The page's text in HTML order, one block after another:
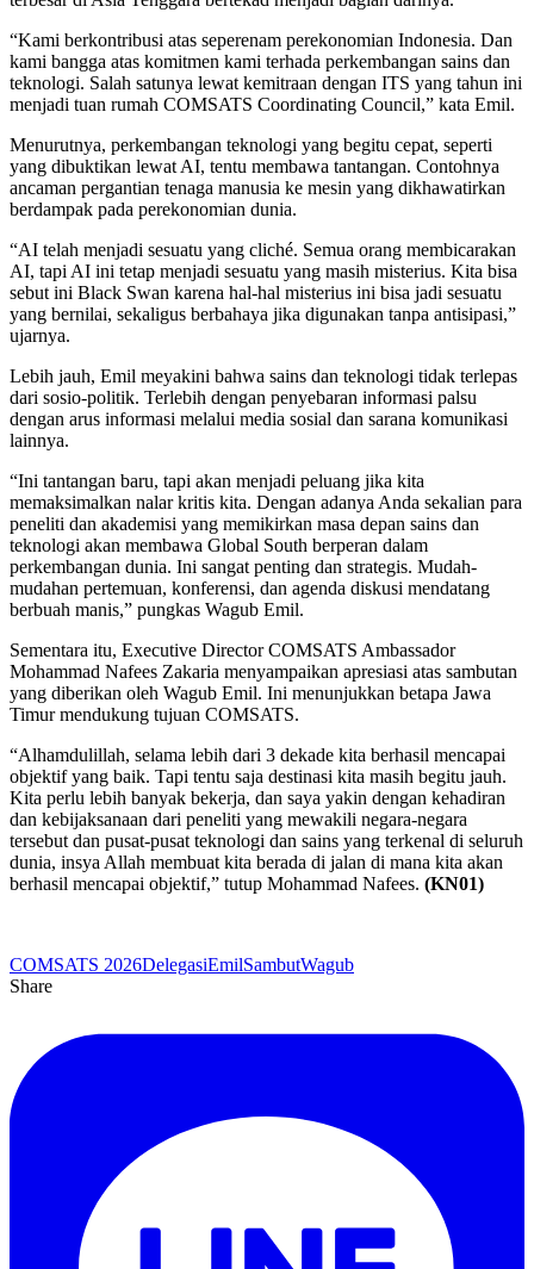
“Kami berkontribusi atas seperenam perekonomian Indonesia. Dan
kami bangga atas komitmen kami terhada perkembangan sains dan
teknologi. Salah satunya lewat kemitraan dengan ITS yang tahun ini
menjadi tuan rumah COMSATS Coordinating Council,” kata Emil.
Menurutnya, perkembangan teknologi yang begitu cepat, seperti
yang dibuktikan lewat AI, tentu membawa tantangan. Contohnya
ancaman pergantian tenaga manusia ke mesin yang dikhawatirkan
berdampak pada perekonomian dunia.
“AI telah menjadi sesuatu yang cliché. Semua orang membicarakan
AI, tapi AI ini tetap menjadi sesuatu yang masih misterius. Kita bisa
sebut ini Black Swan karena hal-hal misterius ini bisa jadi sesuatu
yang bernilai, sekaligus berbahaya jika digunakan tanpa antisipasi,”
ujarnya.
Lebih jauh, Emil meyakini bahwa sains dan teknologi tidak terlepas
dari sosio-politik. Terlebih dengan penyebaran informasi palsu
dengan arus informasi melalui media sosial dan sarana komunikasi
lainnya.
“Ini tantangan baru, tapi akan menjadi peluang jika kita
memaksimalkan nalar kritis kita. Dengan adanya Anda sekalian para
peneliti dan akademisi yang memikirkan masa depan sains dan
teknologi akan membawa Global South berperan dalam
perkembangan dunia. Ini sangat penting dan strategis. Mudah-
mudahan pertemuan, konferensi, dan agenda diskusi mendatang
berbuah manis,” pungkas Wagub Emil.
Sementara itu, Executive Director COMSATS Ambassador
Mohammad Nafees Zakaria menyampaikan apresiasi atas sambutan
yang diberikan oleh Wagub Emil. Ini menunjukkan betapa Jawa
Timur mendukung tujuan COMSATS.
“Alhamdulillah, selama lebih dari 3 dekade kita berhasil mencapai
objektif yang baik. Tapi tentu saja destinasi kita masih begitu jauh.
Kita perlu lebih banyak bekerja, dan saya yakin dengan kehadiran
dan kebijaksanaan dari peneliti yang mewakili negara-negara
tersebut dan pusat-pusat teknologi dan sains yang terkenal di seluruh
dunia, insya Allah membuat kita berada di jalan di mana kita akan
berhasil mencapai objektif,” tutup Mohammad Nafees. (KN01)
COMSATS 2026DelegasiEmilSambutWagub
Share